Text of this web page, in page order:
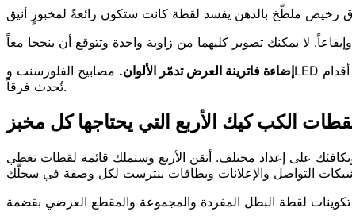
إضاءة فاترينة العرض تدمّر الألوان. مصابيح الفلورسنت وLED الأبيض الدافئ تُلقي صبغة صفراء مخضرّة لا يصلحها أي فلتر إنستقرام. انقل الكب كيك دائماً إلى ضوء النافذة إن استطعت — حتى ثلاثة أقدام
تُحدث فرقاً.
الكب كيك الأربع التي يحتاجها كل مخبز
على إعداد مختلف. أتقن الأربع وستملك قائمة لقطات تغطي
لقطة البطل المفردة والمجموعة والمقطع العرضي بقضمة